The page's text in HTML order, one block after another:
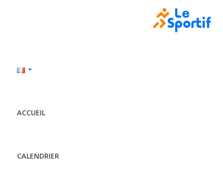
ACCUEIL
CALENDRIER